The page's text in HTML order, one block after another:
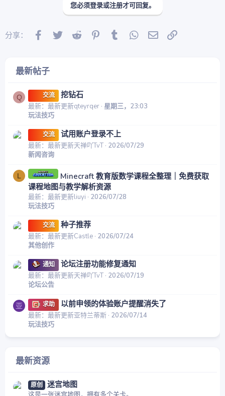
您必须登录或注册才可回复。
分享： Facebook
Twitter Reddit PinterestTumblr WhatsApp
邮件
最新帖子
Q 交流 挖钻石
最新：最新更新qteyrqer 星期三，23:03
玩法技巧
交流 试用账户登录不上
最新：最新更新天禅吖TvT 2026/07/29
新闻咨询
L
Minecraft 教育版数学课程全整理｜免费获取
课程地图与教学解析资源
最新：最新更新liuyi
2026/07/28
玩法技巧
交流 种子推荐
最新：最新更新Castle 2026/07/24
其他创作
通知 论坛注册功能修复通知
最新：最新更新天禅吖TvT 2026/07/19
论坛公告
亚 求助 以前申领的体验账户提醒消失了
最新：最新更新亚特兰蒂斯 2026/07/14
玩法技巧
最新资源
原创 迷宫地图